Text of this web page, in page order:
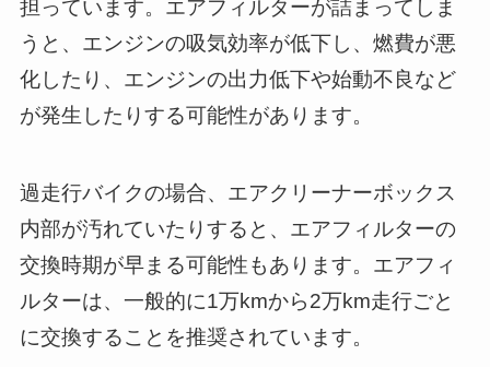
担っています。エアフィルターが詰まってしま
うと、エンジンの吸気効率が低下し、燃費が悪
化したり、エンジンの出力低下や始動不良など
が発生したりする可能性があります。
過走行バイクの場合、エアクリーナーボックス
内部が汚れていたりすると、エアフィルターの
交換時期が早まる可能性もあります。エアフィ
ルターは、一般的に1万kmから2万km走行ごと
に交換することを推奨されています。